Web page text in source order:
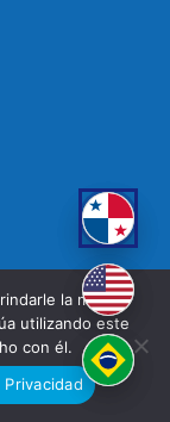
la mejor
utilizando este
con él.